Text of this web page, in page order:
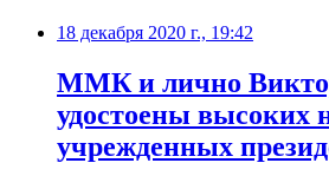
18 декабря 2020 г., 19:42
ММК и лично
удостоены высоких
учрежденных